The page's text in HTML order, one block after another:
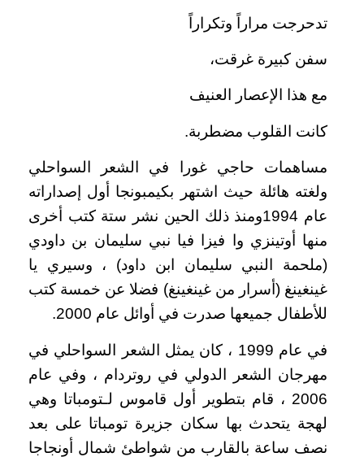
تدحرجت مراراً وتكراراً
سفن كبيرة غرقت،
مع هذا الإعصار العنيف
كانت القلوب مضطربة.
مساهمات حاجي غورا في الشعر السواحلي
ولغته هائلة حيث اشتهر بكيمبونجا أول إصداراته
عام 1994ومنذ ذلك الحين نشر ستة كتب أخرى
منها أوتينزي وا فيزا فيا نبي سليمان بن داودي
(ملحمة النبي سليمان ابن داود) ، وسيري يا
غينغينغ (أسرار من غينغينغ) فضلا عن خمسة كتب
للأطفال جميعها صدرت في أوائل عام 2000.
في عام 1999 ، كان يمثل الشعر السواحلي في
مهرجان الشعر الدولي في روتردام ، وفي عام
2006 ، قام بتطوير أول قاموس لـتومباتا وهي
لهجة يتحدث بها سكان جزيرة تومباتا على بعد
نصف ساعة بالقارب من شواطئ شمال أونجاجا